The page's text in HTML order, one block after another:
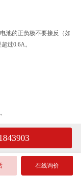
池的正负极不要接反（如
过0.6A。
在线询价